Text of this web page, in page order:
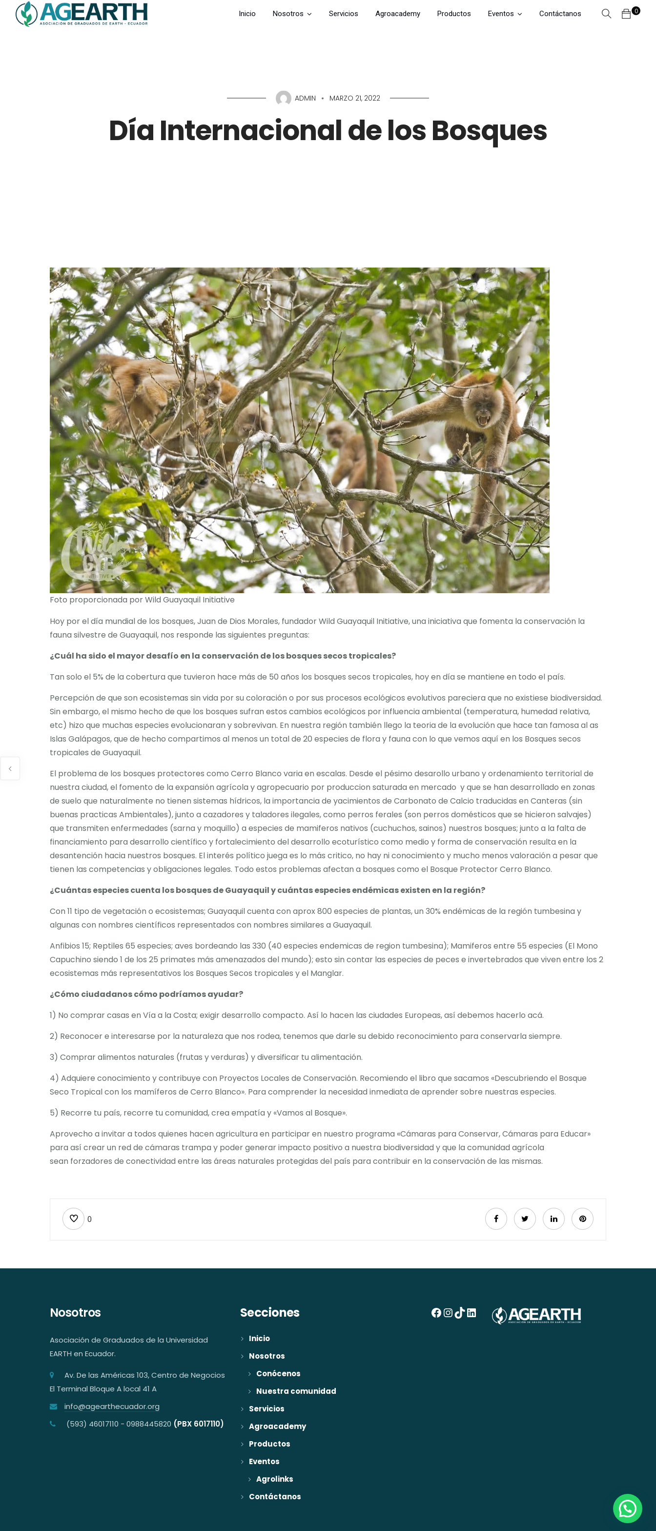
Inicio Nosotros Servicios Agroacademy Productos Eventos Contáctanos 0
ADMIN MARZO 21, 2022
Día Internacional de los Bosques
Foto proporcionada por Wild Guayaquil Initiative
Hoy por el día mundial de los bosques, Juan de Dios Morales, fundador Wild Guayaquil Initiative, una iniciativa que fomenta la conservación la
fauna silvestre de Guayaquil, nos responde las siguientes preguntas:
¿Cuál ha sido el mayor desafío en la conservación de los bosques secos tropicales?
Tan solo el 5% de la cobertura que tuvieron hace más de 50 años los bosques secos tropicales, hoy en día se mantiene en todo el país.
Percepción de que son ecosistemas sin vida por su coloración o por sus procesos ecológicos evolutivos pareciera que no existiese biodiversidad.
Sin embargo, el mismo hecho de que los bosques sufran estos cambios ecológicos por influencia ambiental (temperatura, humedad relativa,
etc) hizo que muchas especies evolucionaran y sobrevivan. En nuestra región también llego la teoria de la evolución que hace tan famosa al as
Islas Galápagos, que de hecho compartimos al menos un total de 20 especies de flora y fauna con lo que vemos aquí en los Bosques secos
tropicales de Guayaquil.
El problema de los bosques protectores como Cerro Blanco varia en escalas. Desde el pésimo desarollo urbano y ordenamiento territorial de
nuestra ciudad, el fomento de la expansión agrícola y agropecuario por produccion saturada en mercado y que se han desarrollado en zonas
de suelo que naturalmente no tienen sistemas hídricos, la importancia de yacimientos de Carbonato de Calcio traducidas en Canteras (sin
buenas practicas Ambientales), junto a cazadores y taladores ilegales, como perros ferales (son perros domésticos que se hicieron salvajes)
que transmiten enfermedades (sarna y moquillo) a especies de mamiferos nativos (cuchuchos, sainos) nuestros bosques; junto a la falta de
financiamiento para desarrollo científico y fortalecimiento del desarrollo ecoturístico como medio y forma de conservación resulta en la
desantención hacia nuestros bosques. El interés político juega es lo más critico, no hay ni conocimiento y mucho menos valoración a pesar que
tienen las competencias y obligaciones legales. Todo estos problemas afectan a bosques como el Bosque Protector Cerro Blanco.
¿Cuántas especies cuenta los bosques de Guayaquil y cuántas especies endémicas existen en la región?
Con 11 tipo de vegetación o ecosistemas; Guayaquil cuenta con aprox 800 especies de plantas, un 30% endémicas de la región tumbesina y
algunas con nombres científicos representados con nombres similares a Guayaquil.
Anfibios 15; Reptiles 65 especies; aves bordeando las 330 (40 especies endemicas de region tumbesina); Mamiferos entre 55 especies (El Mono
Capuchino siendo 1 de los 25 primates más amenazados del mundo); esto sin contar las especies de peces e invertebrados que viven entre los 2
ecosistemas más representativos los Bosques Secos tropicales y el Manglar.
¿Cómo ciudadanos cómo podríamos ayudar?
1) No comprar casas en Vía a la Costa; exigir desarrollo compacto. Así lo hacen las ciudades Europeas, así debemos hacerlo acá.
2) Reconocer e interesarse por la naturaleza que nos rodea, tenemos que darle su debido reconocimiento para conservarla siempre.
3) Comprar alimentos naturales (frutas y verduras) y diversificar tu alimentación.
4) Adquiere conocimiento y contribuye con Proyectos Locales de Conservación. Recomiendo el libro que sacamos «Descubriendo el Bosque
Seco Tropical con los mamíferos de Cerro Blanco». Para comprender la necesidad inmediata de aprender sobre nuestras especies.
5) Recorre tu país, recorre tu comunidad, crea empatía y «Vamos al Bosque».
Aprovecho a invitar a todos quienes hacen agricultura en participar en nuestro programa «Cámaras para Conservar, Cámaras para Educar»
para así crear un red de cámaras trampa y poder generar impacto positivo a nuestra biodiversidad y que la comunidad agrícola
sean forzadores de conectividad entre las áreas naturales protegidas del país para contribuir en la conservación de las mismas.
0
Nosotros
Asociación de Graduados de la Universidad
EARTH en Ecuador.
Av. De las Américas 103, Centro de Negocios
El Terminal Bloque A local 41 A
info@agearthecuador.org
(593) 46017110 - 0988445820 (PBX 6017110)
Secciones
Inicio
Nosotros
Conócenos
Nuestra comunidad
Servicios
Agroacademy
Productos
Eventos
Agrolinks
Contáctanos